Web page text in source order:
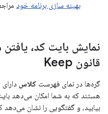
بهینه سازی برنامه خود
نمایش بایت کد، یافتن
قانون Keep
گره‌ها در نمای فهرست کلاس
هستند که به شما امکان می‌دهد بایت